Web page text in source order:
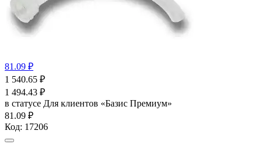
81.09 ₽
1 540.65 ₽
1 494.43 ₽
в статусе Для клиентов «Базис Премиум»
81.09 ₽
Код: 17206